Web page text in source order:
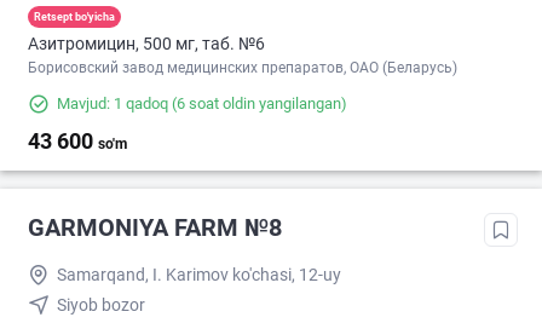
Retsept bo'yicha
Азитромицин, 500 мг, таб. №6
Борисовский завод медицинских препаратов, ОАО (Беларусь)
Mavjud: 1 qadoq (6 soat oldin yangilangan)
43 600 so'm
GARMONIYA FARM №8
Samarqand, I. Karimov ko'chasi, 12-uy
Siyob bozor